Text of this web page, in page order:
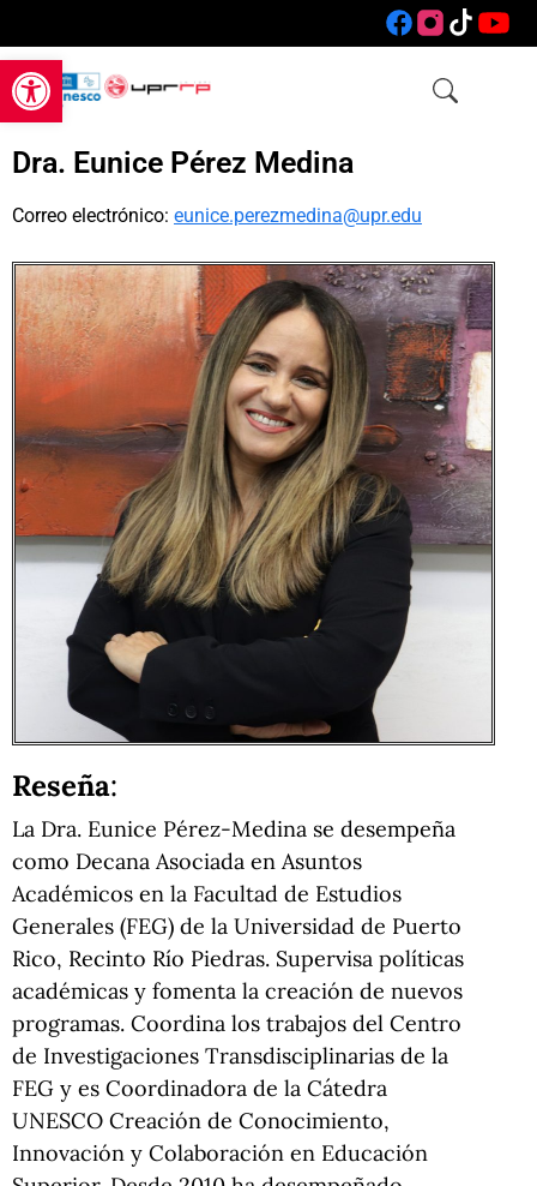
Open toolbar
Dra. Eunice Pérez Medina
Correo electrónico: eunice.perezmedina@upr.edu
Reseña:
La Dra. Eunice Pérez-Medina se desempeña
como Decana Asociada en Asuntos
Académicos en la Facultad de Estudios
Generales (FEG) de la Universidad de Puerto
Rico, Recinto Río Piedras. Supervisa políticas
académicas y fomenta la creación de nuevos
programas. Coordina los trabajos del Centro
de Investigaciones Transdisciplinarias de la
FEG y es Coordinadora de la Cátedra
UNESCO Creación de Conocimiento,
Innovación y Colaboración en Educación